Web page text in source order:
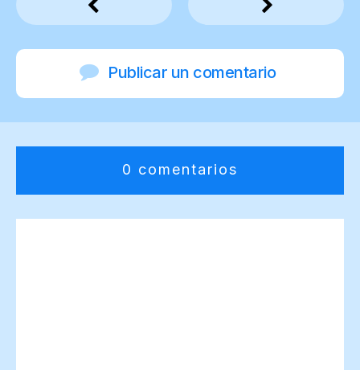
Publicar un comentario
0 comentarios